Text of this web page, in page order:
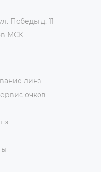
Победы д. 11
МСК
линз
очков